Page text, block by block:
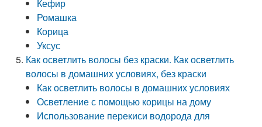
Кефир
Ромашка
Корица
Уксус
Как осветлить волосы без краски. Как осветлить
волосы в домашних условиях, без краски
Как осветлить волосы в домашних условиях
Осветление с помощью корицы на дому
Использование перекиси водорода для